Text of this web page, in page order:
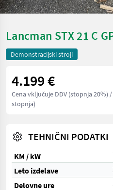
Lancman STX 21 C
Demonstracijski stroji
4.199 €
Cena vključuje DDV (stopnja 20%) /
stopnja)
TEHNIČNI PODATKI
KM / kW
Leto izdelave
Delovne ure